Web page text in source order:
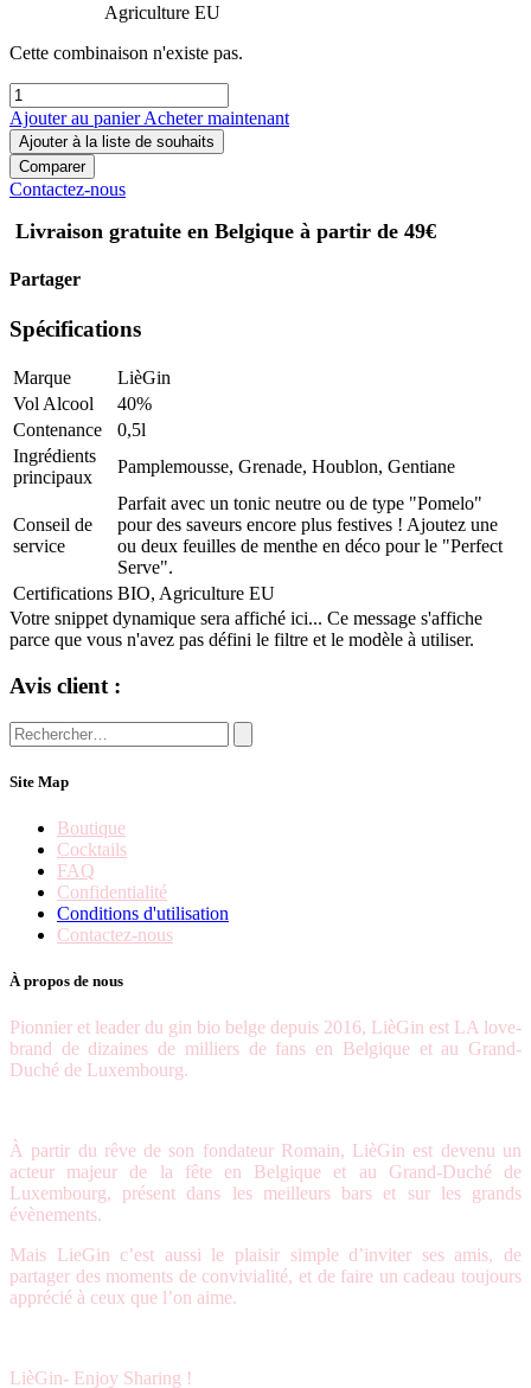
Agriculture EU
Cette combinaison n'existe pas.
Ajouter au panierAcheter maintenant
Ajouter à la liste de souhaits
Comparer
Contactez-nous
Livraison gratuite en Belgique à partir de 49€
Partager
Spécifications
Marque
LièGin
Vol Alcool
40%
Contenance
0,5l
Ingrédients
principaux
Pamplemousse, Grenade, Houblon, Gentiane
Conseil de
service
Parfait avec un tonic neutre ou de type "Pomelo"
pour des saveurs encore plus festives ! Ajoutez une
ou deux feuilles de menthe en déco pour le "Perfect
Serve".
Certifications BIO, Agriculture EU
Votre snippet dynamique sera affiché ici... Ce message s'affiche
parce que vous n'avez pas défini le filtre et le modèle à utiliser.
Avis client :
Site Map
Boutique
Cocktails
FAQ
Confidentialité
Conditions d'utilisation
Contactez-nous
À propos de nous
Pionnier et leader du gin bio belge depuis 2016, LièGin est LA love-
brand de dizaines de milliers de fans en Belgique et au Grand-
Duché de Luxembourg.
À partir du rêve de son fondateur Romain, LièGin est devenu un
acteur majeur de la fête en Belgique et au Grand-Duché de
Luxembourg, présent dans les meilleurs bars et sur les grands
évènements.
Mais LieGin c’est aussi le plaisir simple d’inviter ses amis, de
partager des moments de convivialité, et de faire un cadeau toujours
apprécié à ceux que l’on aime.
LièGin- Enjoy Sharing !